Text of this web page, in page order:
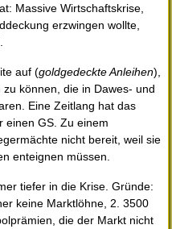
Massive Wirtschaftskrise,
erzwingen wollte,
auf (goldgedeckte Anleihen),
können, die in Dawes- und
Eine Zeitlang hat das
einen GS. Zu einem
nicht bereit, weil sie
enteignen müssen.
tiefer in die Krise. Gründe:
keine Marktlöhne, 2. 3500
die der Markt nicht